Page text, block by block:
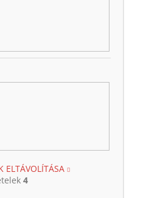
ELTÁVOLÍTÁSA
4